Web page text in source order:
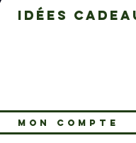
idées
MON COMPTE